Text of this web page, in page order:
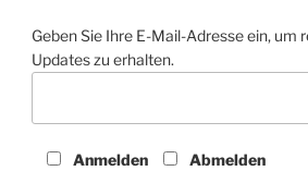
Geben Sie Ihre E-Mail-Adresse ein, um
Updates zu erhalten.
Anmelden Abmelden